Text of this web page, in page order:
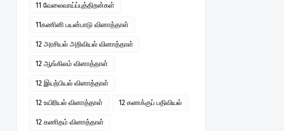
11 வேலைவாய்ப்புத்திறன்கள்
11கணினி பயன்பாடு வினாத்தாள்
12 அரசியல் அறிவியல் வினாத்தாள்
12 ஆங்கிலம் வினாத்தாள்
12 இயற்பியல் வினாத்தாள்
12 உயிரியல் வினாத்தாள் 12 கணக்குப் பதிவியல்
12 கணிதம் வினாத்தாள்